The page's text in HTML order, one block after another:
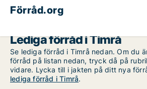
Förråd.org
Lediga förråd i Timrå
Se lediga förråd i Timrå nedan. Om du
förråd på listan nedan, tryck då på
vidare. Lycka till i jakten på ditt nya
lediga förråd i Timrå.